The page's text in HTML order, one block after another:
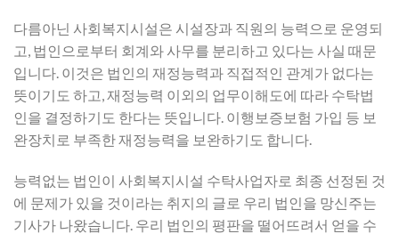
다름아닌 사회복지시설은 시설장과 직원의 능력으로 운영되
고, 법인으로부터 회계와 사무를 분리하고 있다는 사실 때문
입니다. 이것은 법인의 재정능력과 직접적인 관계가 없다는
뜻이기도 하고, 재정능력 이외의 업무이해도에 따라 수탁법
인을 결정하기도 한다는 뜻입니다. 이행보증보험 가입 등 보
완장치로 부족한 재정능력을 보완하기도 합니다.
능력없는 법인이 사회복지시설 수탁사업자로 최종 선정된 것
에 문제가 있을 것이라는 취지의 글로 우리 법인을 망신주는
기사가 나왔습니다. 우리 법인의 평판을 떨어뜨려서 얻을 수